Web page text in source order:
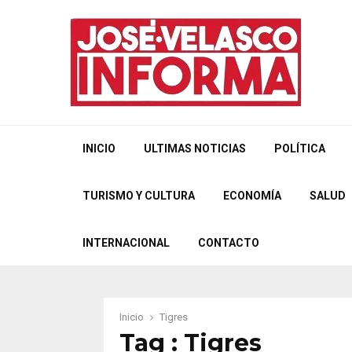
INICIO ULTIMAS NOTICIAS POLÍTICA
TURISMO Y CULTURA ECONOMÍA SALUD
INTERNACIONAL CONTACTO
Inicio Tigres
Tag : Tigres